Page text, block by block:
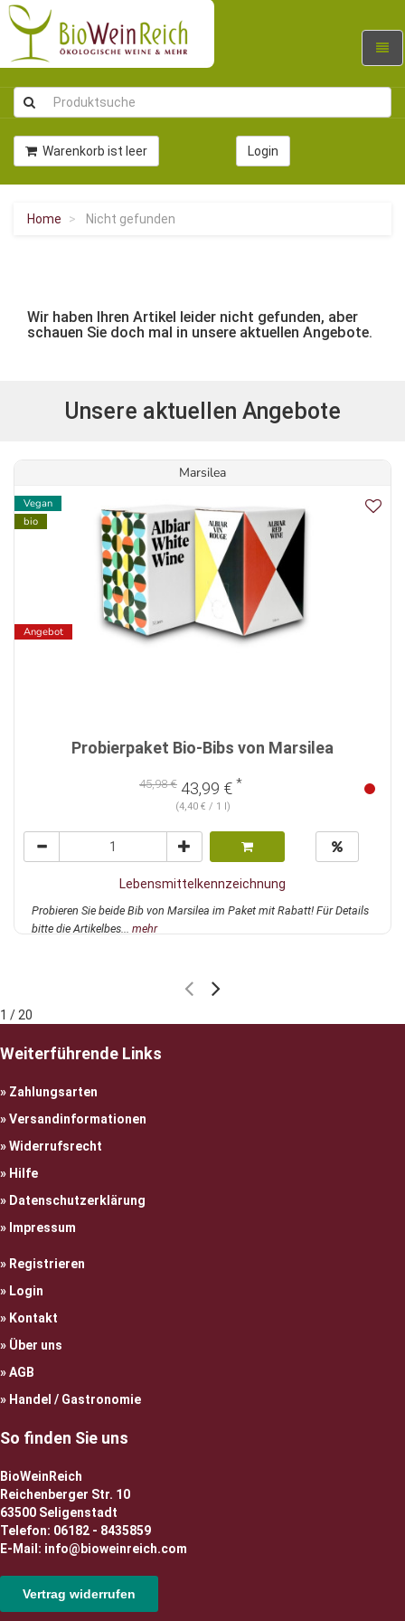
Warenkorb ist leer Login
Home Nicht gefunden
Wir haben Ihren Artikel leider nicht gefunden, aber
schauen Sie doch mal in unsere aktuellen Angebote.
Unsere aktuellen Angebote
Marsilea
Vegan
bio
Angebot
Probierpaket Bio-Bibs von Marsilea
45,98 € 43,99 € *
(4,40 € / 1 l)
Lebensmittelkennzeichnung
Probieren Sie beide Bib von Marsilea im Paket mit Rabatt! Für Details
bitte die Artikelbes... mehr
1 / 20
Weiterführende Links
Zahlungsarten
Versandinformationen
Widerrufsrecht
Hilfe
Datenschutzerklärung
Impressum
Registrieren
Login
Kontakt
Über uns
AGB
Handel / Gastronomie
So finden Sie uns
BioWeinReich
Reichenberger Str. 10
63500 Seligenstadt
Telefon: 06182 - 8435859
E-Mail: info@bioweinreich.com
Vertrag widerrufen